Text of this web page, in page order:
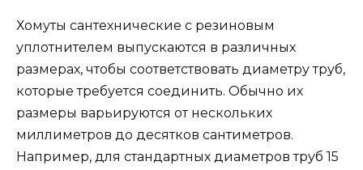
Хомуты сантехнические с резиновым
уплотнителем выпускаются в различных
размерах, чтобы соответствовать диаметру труб,
которые требуется соединить. Обычно их
размеры варьируются от нескольких
миллиметров до десятков сантиметров.
Например, для стандартных диаметров труб 15